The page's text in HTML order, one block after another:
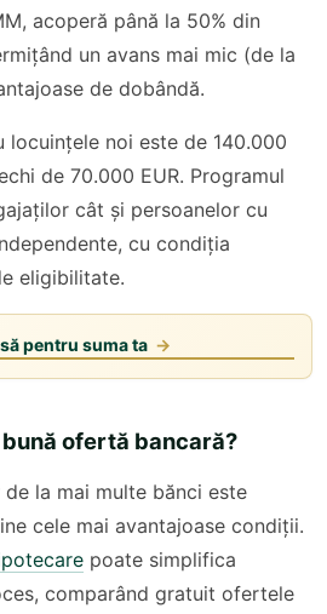
acoperă până la 50% din
un avans mai mic (de la
de dobândă.
locuințele noi este de 140.000
de 70.000 EUR. Programul
cât și persoanelor cu
cu condiția
eligibilitate.
pentru suma ta →
ofertă bancară?
la mai multe bănci este
cele mai avantajoase condiții.
poate simplifica
comparând gratuit ofertele